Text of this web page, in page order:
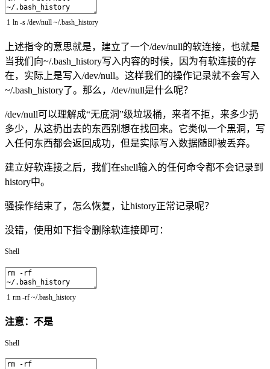
1 ln -s /dev/null ~/.bash_history
上述指令的意思就是，建立了一个/dev/null的软连接，也就是
当我们向~/.bash_history写入内容的时候，因为有软连接的存
在，实际上是写入/dev/null。这样我们的操作记录就不会写入
~/.bash_history了。那么，/dev/null是什么呢？
/dev/null可以理解成“无底洞”级垃圾桶，来者不拒，来多少扔
多少，从这扔出去的东西别想在找回来。它类似一个黑洞，写
入任何东西都会返回成功，但是实际写入数据随即被丢弃。
建立好软连接之后，我们在shell输入的任何命令都不会记录到
history中。
骚操作结束了，怎么恢复，让history正常记录呢？
没错，使用如下指令删除软连接即可：
Shell
1 rm -rf ~/.bash_history
注意：不是
Shell